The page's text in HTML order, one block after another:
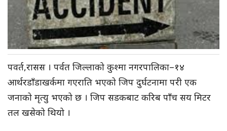
पवर्त,रासस । पर्वत जिल्लाको कुश्मा नगरपालिका–१४
आर्थरडाँडाखर्कमा गएराति भएको जिप दुर्घटनामा परी एक
जनाको मृत्यु भएको छ । जिप सडकबाट करिब पाँच सय मिटर
तल खसेको थियो ।